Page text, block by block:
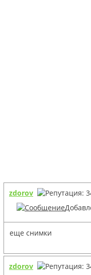
zdorov
еще снимки
zdorov